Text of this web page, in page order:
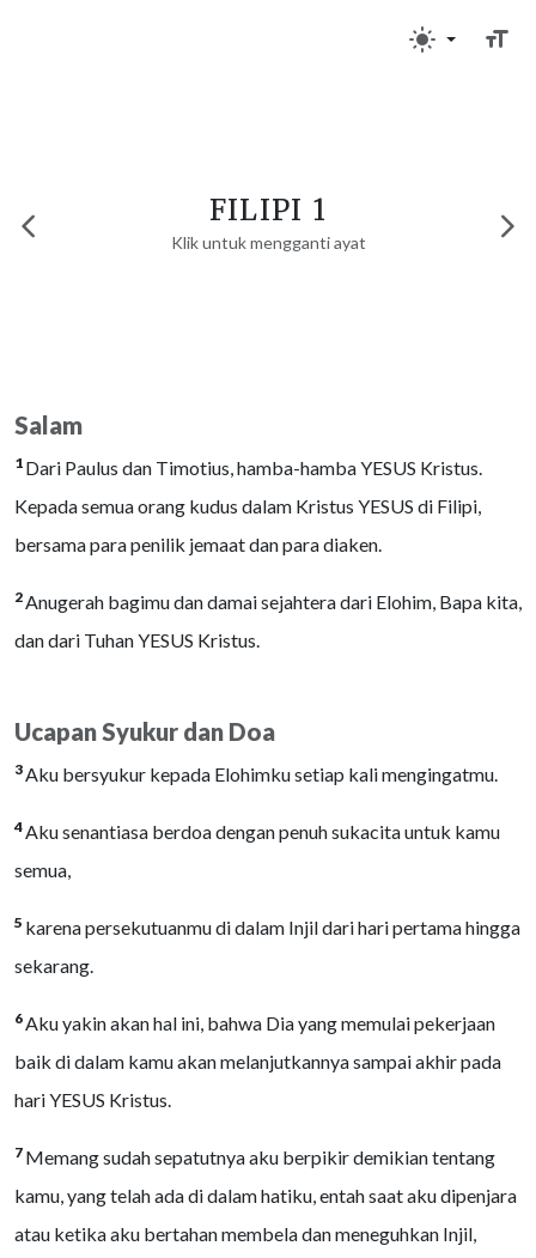
FILIPI 1
Klik untuk mengganti ayat
Salam
1 Dari Paulus dan Timotius, hamba-hamba YESUS Kristus.
Kepada semua orang kudus dalam Kristus YESUS di Filipi,
bersama para penilik jemaat dan para diaken.
2Anugerah bagimu dan damai sejahtera dari Elohim, Bapa kita,
dan dari Tuhan YESUS Kristus.
Ucapan Syukur dan Doa
3Aku bersyukur kepada Elohimku setiap kali mengingatmu.
4Aku senantiasa berdoa dengan penuh sukacita untuk kamu
semua,
5 karena persekutuanmu di dalam Injil dari hari pertama hingga
sekarang.
6Aku yakin akan hal ini, bahwa Dia yang memulai pekerjaan
baik di dalam kamu akan melanjutkannya sampai akhir pada
hari YESUS Kristus.
7 Memang sudah sepatutnya aku berpikir demikian tentang
kamu, yang telah ada di dalam hatiku, entah saat aku dipenjara
atau ketika aku bertahan membela dan meneguhkan Injil,